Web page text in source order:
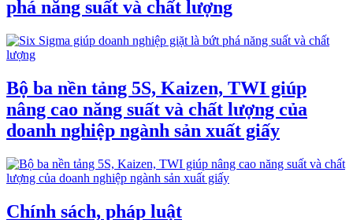
phá năng suất và chất lượng
Bộ ba nền tảng 5S, Kaizen, TWI giúp
nâng cao năng suất và chất lượng của
doanh nghiệp ngành sản xuất giấy
Chính sách, pháp luật